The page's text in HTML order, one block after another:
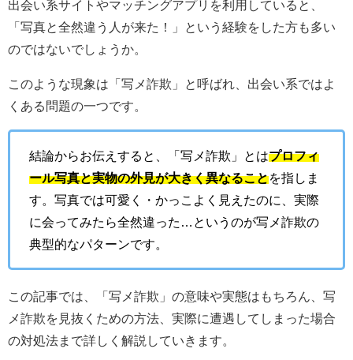
出会い系サイトやマッチングアプリを利用していると、
「写真と全然違う人が来た！」という経験をした方も多い
のではないでしょうか。
このような現象は「写メ詐欺」と呼ばれ、出会い系ではよ
くある問題の一つです。
結論からお伝えすると、「写メ詐欺」とはプロフィ
ール写真と実物の外見が大きく異なることを指しま
す。写真では可愛く・かっこよく見えたのに、実際
に会ってみたら全然違った…というのが写メ詐欺の
典型的なパターンです。
この記事では、「写メ詐欺」の意味や実態はもちろん、写
メ詐欺を見抜くための方法、実際に遭遇してしまった場合
の対処法まで詳しく解説していきます。